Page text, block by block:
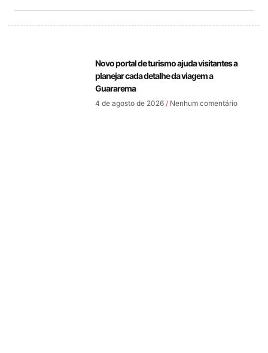
Novo portal de turismo ajuda visitantes a
planejar cada detalhe da viagem a
Guararema
4 de agosto de 2026 Nenhum comentário